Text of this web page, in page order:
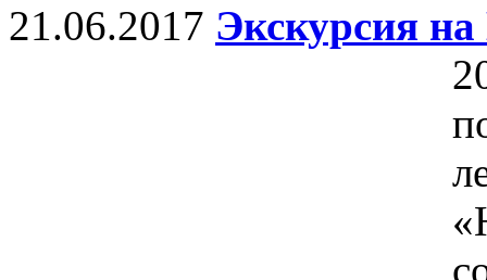
21.06.2017 Экскурсия